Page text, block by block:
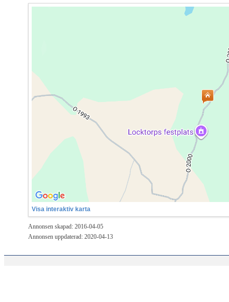
Visa interaktiv karta
Annonsen skapad: 2016-04-05
Annonsen uppdaterad: 2020-04-13